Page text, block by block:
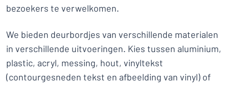
bezoekers te verwelkomen.
We bieden deurbordjes van verschillende materialen
in verschillende uitvoeringen. Kies tussen aluminium,
plastic, acryl, messing, hout, vinyltekst
(contourgesneden tekst en afbeelding van vinyl) of